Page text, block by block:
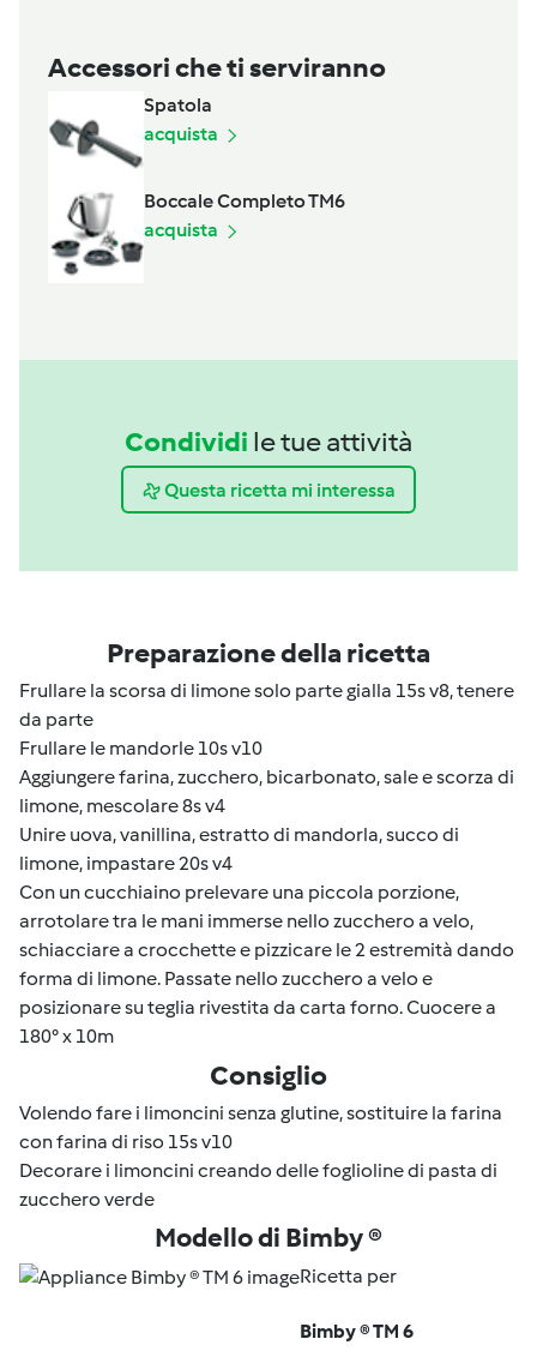
Accessori che ti serviranno
Spatola
acquista
Boccale Completo TM6
acquista
Condividi le tue attività
Questa ricetta mi interessa
Preparazione della ricetta
Frullare la scorsa di limone solo parte gialla 15s v8, tenere
da parte
Frullare le mandorle 10s v10
Aggiungere farina, zucchero, bicarbonato, sale e scorza di
limone, mescolare 8s v4
Unire uova, vanillina, estratto di mandorla, succo di
limone, impastare 20s v4
Con un cucchiaino prelevare una piccola porzione,
arrotolare tra le mani immerse nello zucchero a velo,
schiacciare a crocchette e pizzicare le 2 estremità dando
forma di limone. Passate nello zucchero a velo e
posizionare su teglia rivestita da carta forno. Cuocere a
180° x 10m
Consiglio
Volendo fare i limoncini senza glutine, sostituire la farina
con farina di riso 15s v10
Decorare i limoncini creando delle foglioline di pasta di
zucchero verde
Modello di Bimby ®
Ricetta per
Bimby ® TM 6